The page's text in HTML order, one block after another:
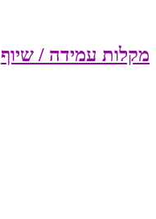
מקלות עמידה / שיוף